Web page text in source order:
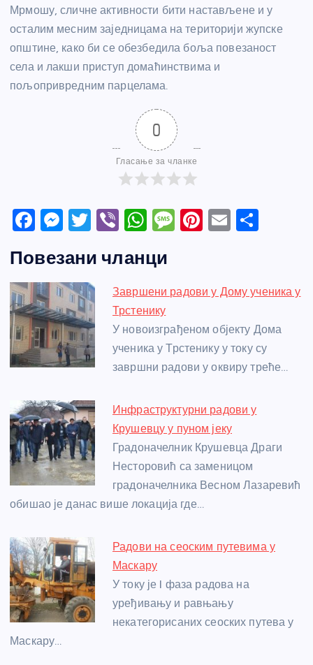
Мрмошу, сличне активности бити настављене и у
осталим месним заједницама на територији жупске
општине, како би се обезбедила боља повезаност
села и лакши приступ домаћинствима и
пољопривредним парцелама.
0
Гласање за чланке
F
c
e
b
o
o
k
M
ss
e
n
g
er
T
itt
er
Vi
er
W
at
s
A
p
p
M
a
e
Pi
e
E
e
Повезани чланци
Завршени радови у Дому ученика у
Трстенику
У новоизграђеном објекту Дома
ученика у Трстенику у току су
завршни радови у оквиру треће…
Инфраструктурни радови у
Крушевцу у пуном јеку
Градоначелник Крушевца Драги
Несторовић са заменицом
градоначелника Весном Лазаревић
обишао је данас више локација где…
Радови на сеоским путевима у
Маскару
У току је I фаза радова на
уређивању и равњању
некатегорисаних сеоских путева у
Маскару…